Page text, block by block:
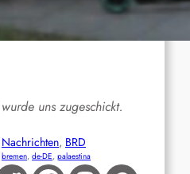
uns zugeschickt.
Nachrichten, BRD
bremen, de-DE, palaestina